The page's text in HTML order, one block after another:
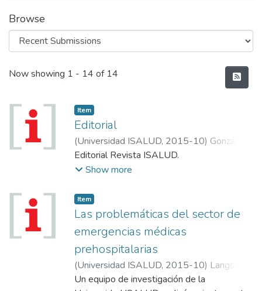
Browse
Recent Submissions
Now showing 1 - 14 of 14
Item
Editorial
(Universidad ISALUD, 2015-10) González
García, Ginés
Editorial Revista ISALUD.
Show more
Item
Las problemáticas del sector de
emergencias médicas
prehospitalarias
(Universidad ISALUD, 2015-10) Langsam,
Martín;Jorgensen, Natalia;Salzman,
Un equipo de investigación de la